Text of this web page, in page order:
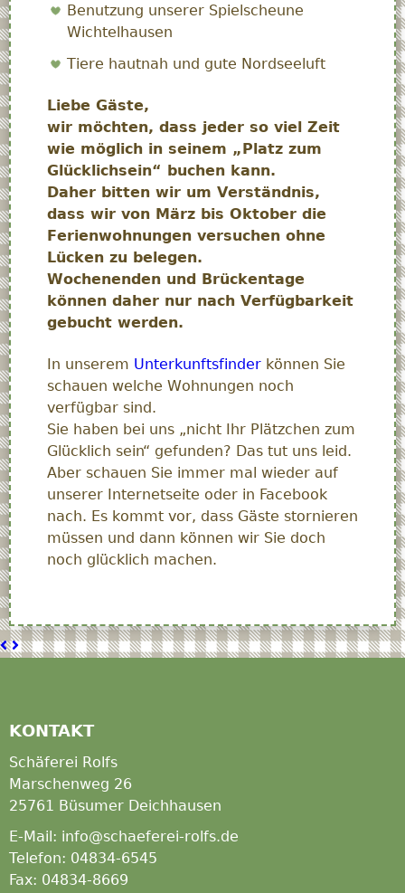
Benutzung unserer Spielscheune
Wichtelhausen
Tiere hautnah und gute Nordseeluft
Liebe Gäste,
wir möchten, dass jeder so viel Zeit
wie möglich in seinem „Platz zum
Glücklichsein“ buchen kann.
Daher bitten wir um Verständnis,
dass wir von März bis Oktober die
Ferienwohnungen versuchen ohne
Lücken zu belegen.
Wochenenden und Brückentage
können daher nur nach Verfügbarkeit
gebucht werden.
In unserem Unterkunftsfinderkönnen Sie
schauen welche Wohnungen noch
verfügbar sind.
Sie haben bei uns „nicht Ihr Plätzchen zum
Glücklich sein“ gefunden? Das tut uns leid.
Aber schauen Sie immer mal wieder auf
unserer Internetseite oder in Facebook
nach. Es kommt vor, dass Gäste stornieren
müssen und dann können wir Sie doch
noch glücklich machen.
Lütte
Sommerdeich
KONTAKT
Schäferei Rolfs
Marschenweg 26
25761 Büsumer Deichhausen
E-Mail: info@schaeferei-rolfs.de
Telefon: 04834-6545
Fax: 04834-8669